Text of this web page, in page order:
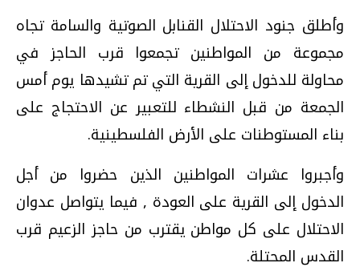
وأطلق جنود الاحتلال القنابل الصوتية والسامة تجاه
مجموعة من المواطنين تجمعوا قرب الحاجز في
محاولة للدخول إلى القرية التي تم تشيدها يوم أمس
الجمعة من قبل النشطاء للتعبير عن الاحتجاج على
بناء المستوطنات على الأرض الفلسطينية.
وأجبروا عشرات المواطنين الذين حضروا من أجل
الدخول إلى القرية على العودة , فيما يتواصل عدوان
الاحتلال على كل مواطن يقترب من حاجز الزعيم قرب
القدس المحتلة.